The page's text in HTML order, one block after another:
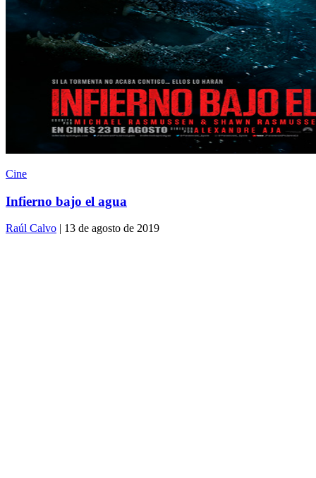
Cine
Infierno bajo el agua
Raúl Calvo | 13 de agosto de 2019